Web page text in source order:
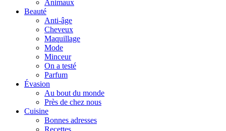
Animaux
Beauté
Anti-âge
Cheveux
Maquillage
Mode
Minceur
On a testé
Parfum
Évasion
Au bout du monde
Près de chez nous
Cuisine
Bonnes adresses
Recettes